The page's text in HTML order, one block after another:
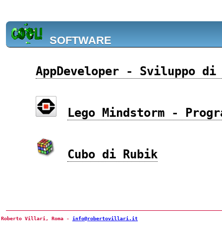
SOFTWARE
AppDeveloper - Sviluppo di
Lego Mindstorm -
Cubo di Rubik
Roberto Villari, Roma - info@robertovillari.it